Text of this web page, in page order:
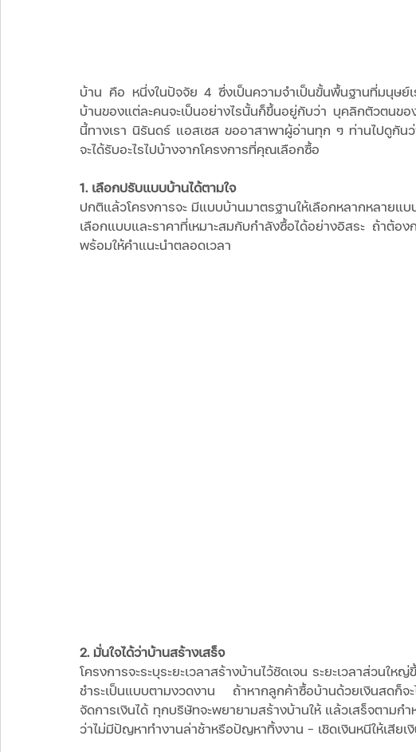
บ้าน คือ หนึ่งในปัจจัย 4 ซึ่งเป็นความจำเป็นขั้นพื้นฐานที่มนุษ
บ้านของแต่ละคนจะเป็นอย่างไรนั้นก็ขึ้นอยู่กับว่า บุคลิกตัวตนข
นี้ทางเรา นิรันดร์ แอสเซส ขออาสาพาผู้อ่านทุก ๆ ท่านไปดูกัน
จะได้รับอะไรไปบ้างจากโครงการที่คุณเลือกซื้อ
1. เลือกปรับแบบบ้านได้ตามใจ
ปกติแล้วโครงการจะ มีแบบบ้านมาตรฐานให้เลือกหลากหลายแ
เลือกแบบและราคาที่เหมาะสมกับกำลังซื้อได้อย่างอิสระ ถ้าต้
พร้อมให้คำแนะนำตลอดเวลา
2. มั่นใจได้ว่าบ้านสร้างเสร็จ
โครงการจะระบุระยะเวลาสร้างบ้านไว้ชัดเจน ระยะเวลาส่วน
ชำระเป็นแบบตามงวดงาน ถ้าหากลูกค้าซื้อบ้านด้วยเงินสดก็
จัดการเงินได้ ทุกบริษัทจะพยายามสร้างบ้านให้ แล้วเสร็จตามกำ
ว่าไม่มีปัญหาทำงานล่าช้าหรือปัญหาทิ้งงาน - เชิดเงินหนีให้เสียเงิ